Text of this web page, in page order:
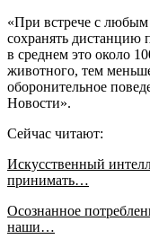
«При встрече с
сохранять дистанцию
в среднем это около
животного, тем
оборонительное
Новости».
Сейчас читают:
Искусственный
принимать…
Осознанное
наши…